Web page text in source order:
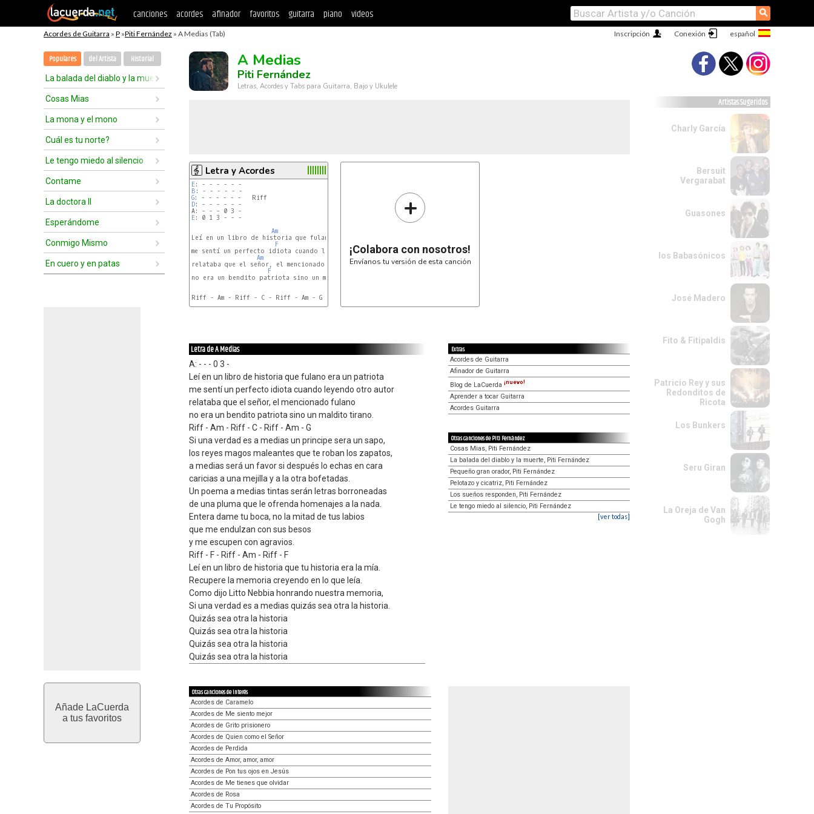
canciones acordes afinador favoritos guitarra piano videos ⚲
Acordes de Guitarra » P »Piti Fernández » A Medias (Tab) Conexión
Inscripción
Populares del Artista Historial
La balada del diablo y la muerte
Cosas Mias
La mona y el mono
Cuál es tu norte?
Le tengo miedo al silencio
Contame
La doctora II
Esperándome
Conmigo Mismo
En cuero y en patas
Añade LaCuerda
a tus favoritos
A Medias
Piti Fernández
Letras, Acordes y Tabs para Guitarra, Bajo y Ukulele
Letra y Acordes
E
B
G
D: - - - - - -
E: 0 1 3 - - -
Am
Leí en un libro de historia que fulano era un patriota
F
me sentí un perfecto idiota cuando leyendo otro autor
Am
relataba que el señor, el mencionado fulano
F
no era un bendito patriota sino un maldito tirano.
Riff - Am - Riff - C - Riff - Am - G
+
¡Colabora con nosotros!
Envíanos tu versión de esta canción
Letra de A Medias
A: - - - 0 3 -
Leí en un libro de historia que fulano era un patriota
me sentí un perfecto idiota cuando leyendo otro autor
relataba que el señor, el mencionado fulano
no era un bendito patriota sino un maldito tirano.
Riff - Am - Riff - C - Riff - Am - G
Si una verdad es a medias un principe sera un sapo,
los reyes magos maleantes que te roban los zapatos,
a medias será un favor si después lo echas en cara
caricias a una mejilla y a la otra bofetadas.
Un poema a medias tintas serán letras borroneadas
de una pluma que le ofrenda homenajes a la nada.
Entera dame tu boca, no la mitad de tus labios
que me endulzan con sus besos
y me escupen con agravios.
Riff - F - Riff - Am - Riff - F
Leí en un libro de historia que tu historia era la mía.
Recupere la memoria creyendo en lo que leía.
Como dijo Litto Nebbia honrando nuestra memoria,
Si una verdad es a medias quizás sea otra la historia.
Quizás sea otra la historia
Quizás sea otra la historia
Quizás sea otra la historia
Quizás sea otra la historia
Extras
Acordes de Guitarra
Afinador de Guitarra
Blog de LaCuerda ¡nuevo!
Aprender a tocar Guitarra
Acordes Guitarra
Otras canciones de Piti Fernández
Cosas Mias, Piti Fernández
La balada del diablo y la muerte, Piti Fernández
Pequeño gran orador, Piti Fernández
Pelotazo y cicatriz, Piti Fernández
Los sueños responden, Piti Fernández
Le tengo miedo al silencio, Piti Fernández
[ver todas]
Otras canciones de interés
Acordes de Caramelo
Acordes de Me siento mejor
Acordes de Grito prisionero
Acordes de Quien como el Señor
Acordes de Perdida
Acordes de Amor, amor, amor
Acordes de Pon tus ojos en Jesús
Acordes de Me tienes que olvidar
Acordes de Rosa
Acordes de Tu Propósito
Artistas Sugeridos
Charly García
Bersuit
Vergarabat
Guasones
los Babasónicos
José Madero
Fito & Fitipaldis
Patricio Rey y sus
Redonditos de
Ricota
Los Bunkers
Seru Giran
La Oreja de Van
Gogh